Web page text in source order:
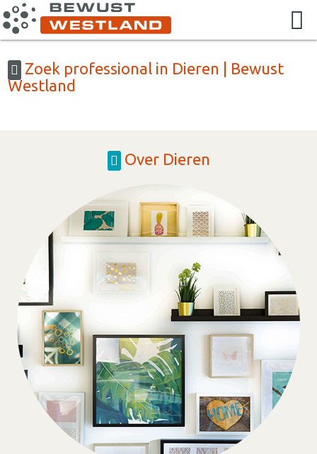
Zoek professional in Dieren | Bewust
Westland
Over Dieren